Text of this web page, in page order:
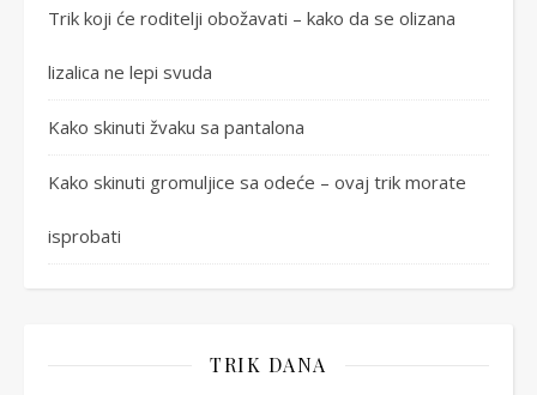
Trik koji će roditelji obožavati – kako da se olizana
lizalica ne lepi svuda
Kako skinuti žvaku sa pantalona
Kako skinuti gromuljice sa odeće – ovaj trik morate
isprobati
TRIK DANA